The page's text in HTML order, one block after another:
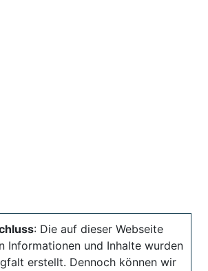
: Die auf dieser Webseite
Informationen und Inhalte wurden
erstellt. Dennoch können wir